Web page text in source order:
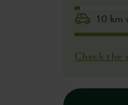
10 km
Check the